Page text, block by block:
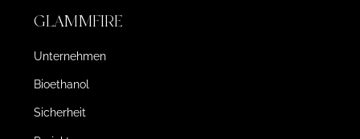
GLAMMFIRE
Unternehmen
Bioethanol
Sicherheit